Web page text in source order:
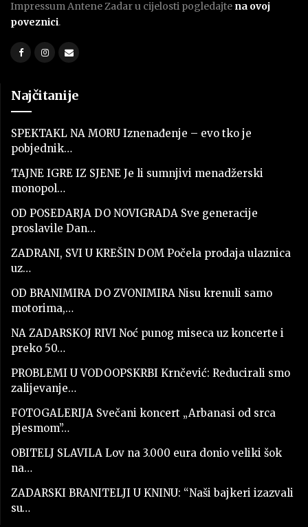
Impressum Antene Zadar u cijelosti pogledajte na ovoj
poveznici.
Najčitanije
SPEKTAKL NA MORU Iznenađenje – evo tko je
pobjednik…
TAJNE IGRE IZ SJENE Je li sumnjivi menadžerski
monopol…
OD POSEDARJA DO NOVIGRADA Sve generacije
proslavile Dan…
ZADRANI, SVI U KREŠIN DOM Počela prodaja ulaznica
uz…
OD BRANIMIRA DO ZVONIMIRA Nisu krenuli samo
motorima,…
NA ZADARSKOJ RIVI Noć punog miseca uz koncerte i
preko 50…
PROBLEMI U VODOOPSKRBI Krnčević: Reducirali smo
zalijevanje…
FOTOGALERIJA Svečani koncert „Arbanasi od srca
pjesmom”…
OBITELJ SLAVILA Lov na 3.000 eura donio veliki šok
na…
ZADARSKI BRANITELJI U KNINU: “Naši bajkeri izazvali
su…